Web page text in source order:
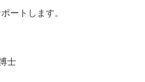
ートします。
士